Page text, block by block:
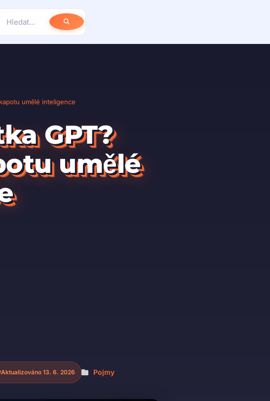
umělé inteligence
GPT?
umělé
Aktualizováno 13. 6. 2026 Pojmy